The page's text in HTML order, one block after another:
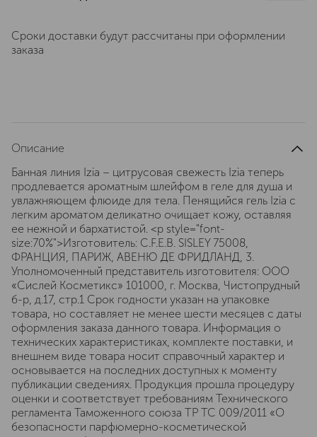
Сроки доставки будут рассчитаны при оформлении
заказа
Описание
Банная линия Izia – цитрусовая свежесть Izia теперь
продлевается ароматным шлейфом в геле для душа и
увлажняющем флюиде для тела. Пенящийся гель Izia с
легким ароматом деликатно очищает кожу, оставляя
ее нежной и бархатистой. <p style="font-
size:70%">Изготовитель: C.F.E.B. SISLEY 75008,
ФРАНЦИЯ, ПАРИЖ, АВЕНЮ ДЕ ФРИДЛАНД, 3.
Уполномоченный представитель изготовителя: ООО
«Сислей Косметикс» 101000, г. Москва, Чистопрудный
б-р, д.17, cтр.1 Срок годности указан на упаковке
товара, но составляет не менее шести месяцев с даты
оформления заказа данного товара. Информация о
технических характеристиках, комплекте поставки, и
внешнем виде товара носит справочный характер и
основывается на последних доступных к моменту
публикации сведениях. Продукция прошла процедуру
оценки и соответствует требованиям Технического
регламента Таможенного союза ТР ТС 009/2011 «О
безопасности парфюмерно-косметической